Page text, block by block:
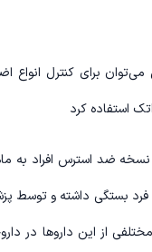
برای کنترل انواع
استفاده کرد
ضد استرس افراد به
فرد بستگی داشته و
از این داروها در